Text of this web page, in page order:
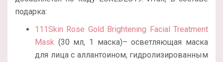
подарка:
111Skin Rose Gold Brightening Facial Treatment
Mask (30 мл, 1 маска)– осветляющая маска
для лица с аллантоином, гидролизированным